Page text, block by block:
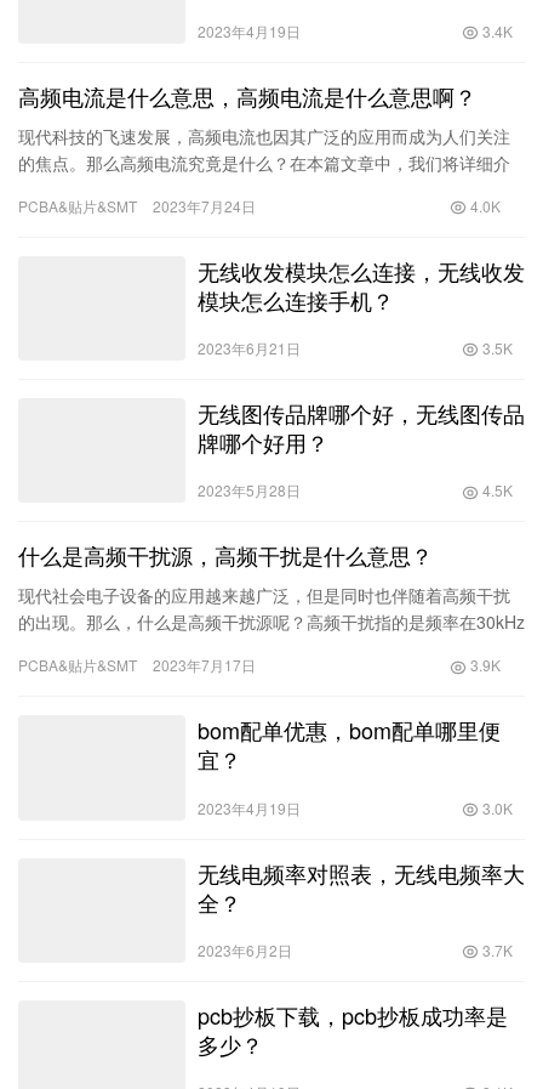
2023年4月19日 3.4K
高频电流是什么意思，高频电流是什么意思啊？
现代科技的飞速发展，高频电流也因其广泛的应用而成为人们关注
的焦点。那么高频电流究竟是什么？在本篇文章中，我们将详细介
解。一、高频电流的定义和原理高频电流是
PCBA&贴片&SMT 2023年7月24日 4.0K
无线收发模块怎么连接，无线收发
模块怎么连接手机？
2023年6月21日 3.5K
无线图传品牌哪个好，无线图传品
牌哪个好用？
2023年5月28日 4.5K
什么是高频干扰源，高频干扰是什么意思？
现代社会电子设备的应用越来越广泛，但是同时也伴随着高频干扰
的出现。那么，什么是高频干扰源呢？高频干扰指的是频率在30kHz
高频干扰，例如各种光学
PCBA&贴片&SMT 2023年7月17日 3.9K
bom配单优惠，bom配单哪里便
宜？
2023年4月19日 3.0K
无线电频率对照表，无线电频率大
全？
2023年6月2日 3.7K
pcb抄板下载，pcb抄板成功率是
多少？